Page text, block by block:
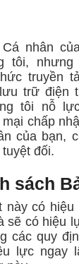
nhân
tôi, nhưng
truyền
trữ điện
tôi nỗ
chấp
của bạn,
đối.
sách
này có
sẽ có hiệu
các quy
lực ngay